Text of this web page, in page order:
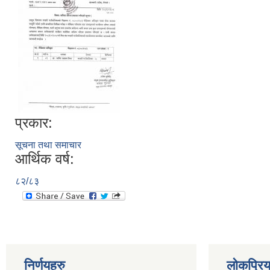
प्रकार:
सूचना तथा समाचार
आर्थिक वर्ष:
८२/८३
निर्णयहरु लोकप्रिय